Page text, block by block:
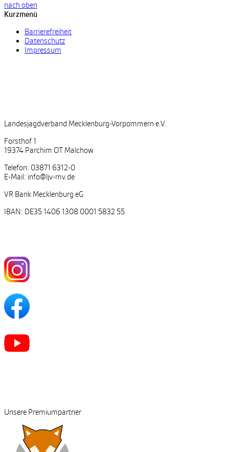
nach oben
Kurzmenü
Barrierefreiheit
Datenschutz
Impressum
Landesjagdverband Mecklenburg-Vorpommern e.V.
Forsthof 1
19374 Parchim OT Malchow
Telefon: 03871 6312-0
E-Mail: info@ljv-mv.de
VR Bank Mecklenburg eG
IBAN: DE35 1406 1308 0001 5832 55
Unsere Premiumpartner